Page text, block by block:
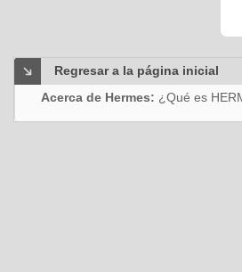
Regresar a la página inicial
Acerca de Hermes: ¿Qué es